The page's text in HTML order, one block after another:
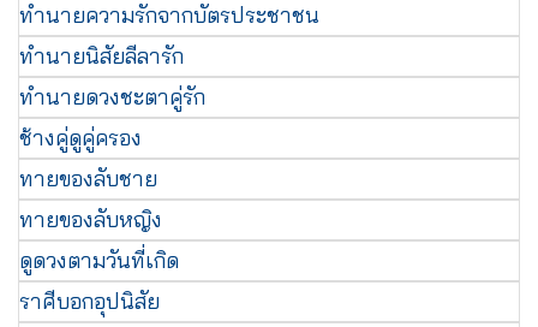
ทำนายความรักจากบัตรประชาชน
ทำนายนิสัยลีลารัก
ทำนายดวงชะตาคู่รัก
ช้างคู่ดูคู่ครอง
ทายของลับชาย
ทายของลับหญิง
ดูดวงตามวันที่เกิด
ราศีบอกอุปนิสัย